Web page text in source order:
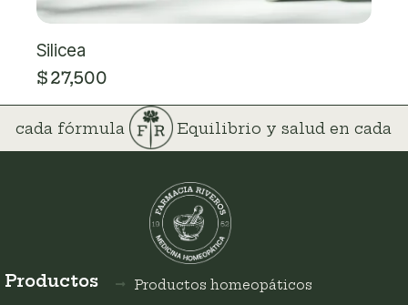
Silicea
$27,500
cada fórmula Equilibrio y salud en
Productos
Productos homeopáticos